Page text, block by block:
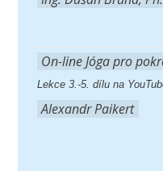
On-line Jóga pro
Lekce 3.-5. dílu na
Alexandr Paikert